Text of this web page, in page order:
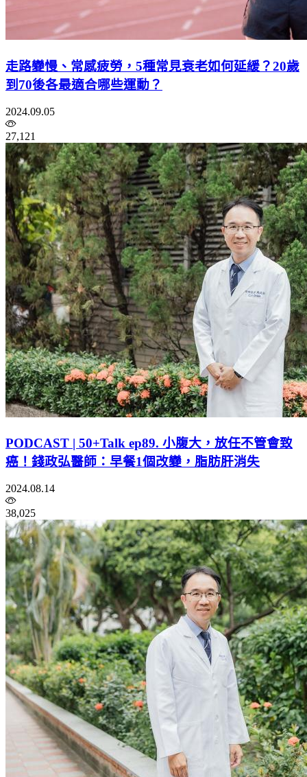
走路變慢、常感疲勞，5種常見衰老如何延緩？20歲
到70後各最適合哪些運動？
2024.09.05
27,121
PODCAST | 50+Talk ep89. 小腹大，放任不管會致
癌！錢政弘醫師：早餐1個改變，脂肪肝消失
2024.08.14
38,025